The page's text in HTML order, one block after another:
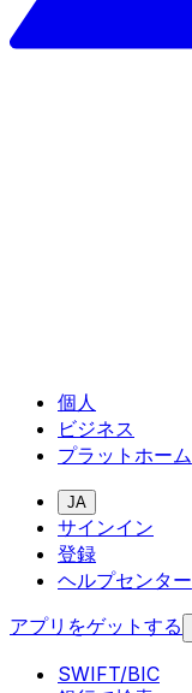
個人
ビジネス
プラットホーム
JA
サインイン
登録
ヘルプセンター
アプリをゲットする
SWIFT/BIC